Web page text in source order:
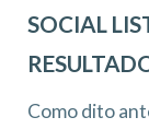
SOCIAL
Como dito